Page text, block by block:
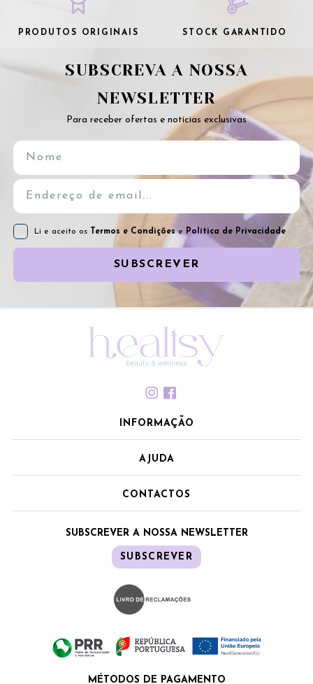
PRODUTOS ORIGINAIS STOCK GARANTIDO
SUBSCREVA A NOSSA
NEWSLETTER
Para receber ofertas e notícias exclusivas
Li e aceito os Termos e Condiçõese Política de Privacidade
SUBSCREVER
INFORMAÇÃO
AJUDA
CONTACTOS
SUBSCREVER A NOSSA NEWSLETTER
SUBSCREVER
MÉTODOS DE PAGAMENTO